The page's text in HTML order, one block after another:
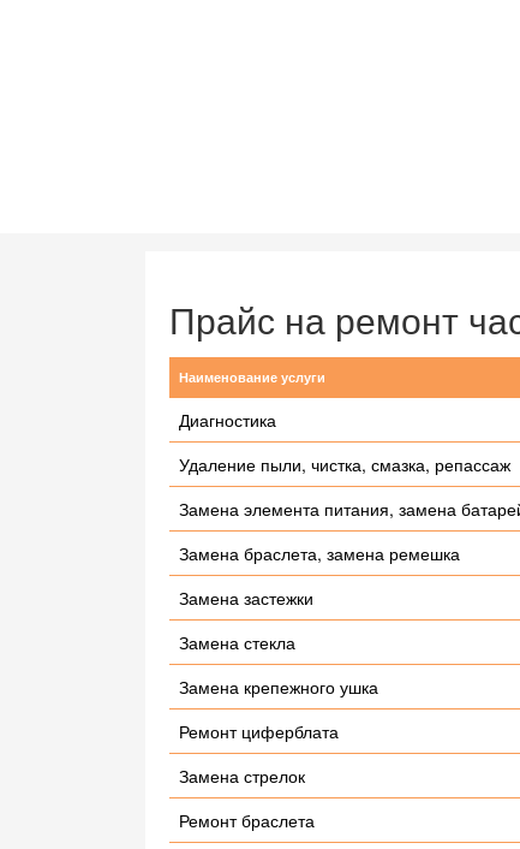
Прайс на ремонт
Наименование услуги
Диагностика
Удаление пыли, чистка, смазка, репассаж
Замена элемента питания, замена
Замена браслета, замена ремешка
Замена застежки
Замена стекла
Замена крепежного ушка
Ремонт циферблата
Замена стрелок
Ремонт браслета